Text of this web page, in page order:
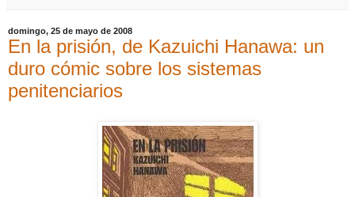
domingo, 25 de mayo de 2008
En la prisión, de Kazuichi Hanawa: un
duro cómic sobre los sistemas
penitenciarios